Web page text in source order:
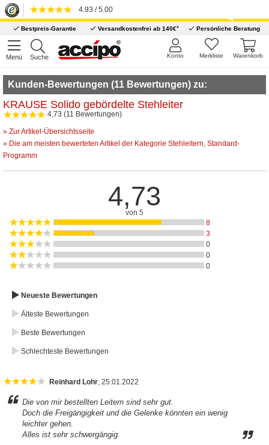
4.93 / 5.00
Bestpreis-Garantie Versandkostenfrei ab 140€* Persönliche Beratung
Menü Suche Warenkorb
Merkliste
Konto
Kunden-Bewertungen (11 Bewertungen) zu:
KRAUSE Solido gebördelte Stehleiter
4,73 (11 Bewertungen)
» Zur Artikel-Übersichtsseite
» Die am meisten bewerteten Artikel der Kategorie Stehleitern, Standard-
Programm
4,73
von 5
8
3
0
0
0
Neueste Bewertungen
Älteste Bewertungen
Beste Bewertungen
Schlechteste Bewertungen
Reinhard Lohr, 25.01.2022
Die von mir bestellten Leitern sind sehr gut.
Doch die Freigängigkeit und die Gelenke könnten ein wenig
leichter gehen.
Alles ist sehr schwergängig.